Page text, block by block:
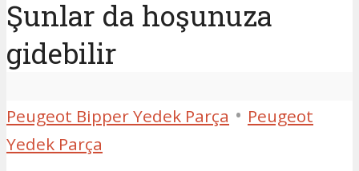
Şunlar da hoşunuza
gidebilir
Peugeot Bipper Yedek Parça • Peugeot
Yedek Parça